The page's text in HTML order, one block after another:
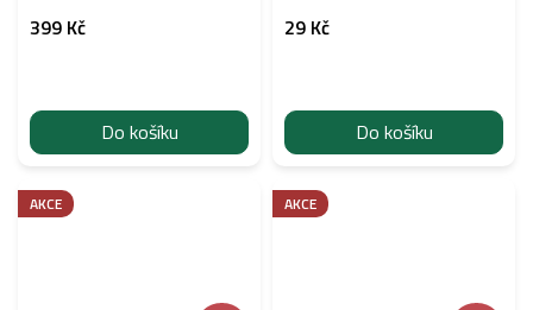
399 Kč
Do košíku
29 Kč
Do košíku
AKCE AKCE